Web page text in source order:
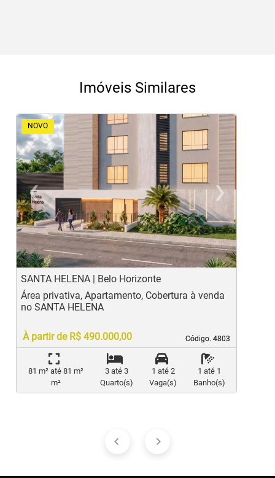
Imóveis Similares
NOVO
‹
Previous
›
SANTA HELENA | Belo Horizonte
Código. 4803
Código. 4803
Área privativa, Apartamento, Cobertura à venda
no SANTA HELENA
À partir de R$ 490.000,00
81 m² até 81 m²
m²
3 até 3
Quarto(s)
1 até 2
Vaga(s)
1 até 1
Banho(s)